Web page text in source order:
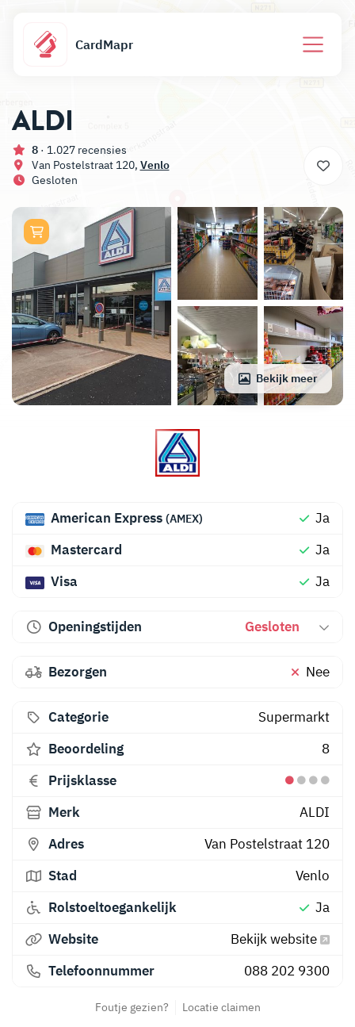
CardMapr
ALDI
8 · 1.027 recensies
Van Postelstraat 120, Venlo
Gesloten
Bekijk meer
American Express (AMEX)
Ja
Mastercard
Ja
Visa
Ja
Openingstijden Gesloten
Bezorgen Nee
Categorie
Supermarkt
Beoordeling
8
Prijsklasse
Merk
ALDI
Adres
Van Postelstraat 120
Stad
Venlo
Rolstoeltoegankelijk
Ja
Website
Bekijk website
Telefoonnummer
088 202 9300
Foutje gezien? Locatie claimen